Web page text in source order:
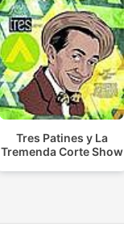
Tres Patines y La
Tremenda Corte Show